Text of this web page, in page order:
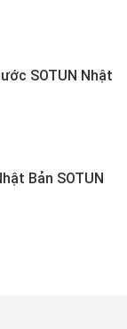
SOTUN Nhật
Bản SOTUN